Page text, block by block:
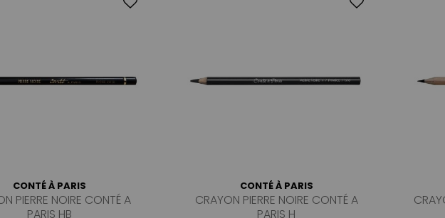
CONTÉ À PARIS
PIERRE NOIRE CONTÉ A
PARIS HB
CONTÉ À PARIS
CRAYON PIERRE NOIRE CONTÉ A
PARIS H